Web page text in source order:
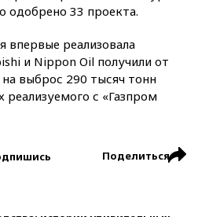
одобрено 33 проекта.
впервые реализовала
и Nippon Oil получили от
выброс 290 тысяч тонн
реализуемого с «Газпром
Поделиться